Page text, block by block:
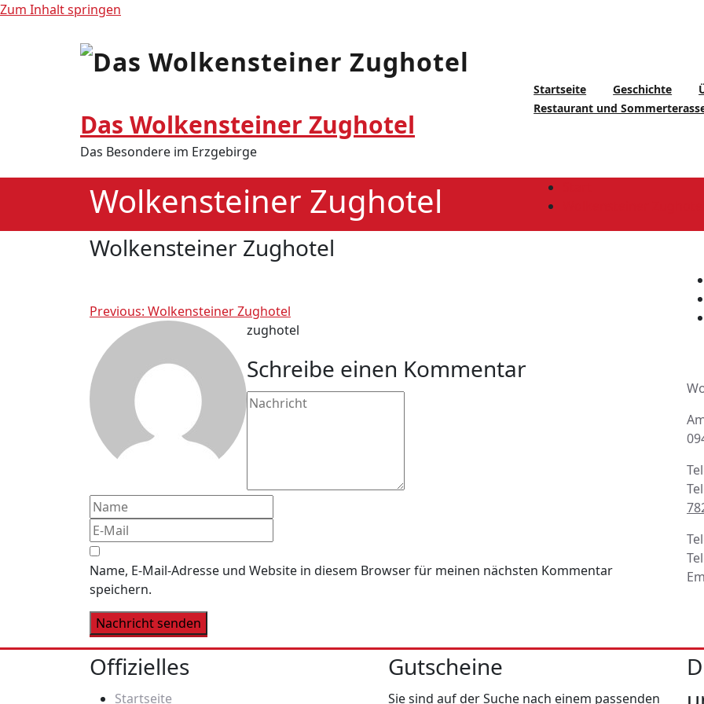
Zum Inhalt springen
Das Wolkensteiner Zughotel
Das Besondere im Erzgebirge
Startseite Geschichte
Restaurant und
Wolkensteiner Zughotel
Wolkensteiner Zughotel
Beitragsnavigation
Previous: Wolkensteiner Zughotel
zughotel
Schreibe einen Kommentar
Name, E-Mail-Adresse und Website in diesem Browser für meinen nächsten Kommentar
speichern.
Offizielles
Startseite
Gutscheine
Sie sind auf der Suche nach einem passenden